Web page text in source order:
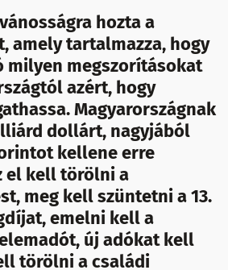
hozta a
amely tartalmazza, hogy
milyen megszorításokat
azért, hogy
Magyarországnak
dollárt, nagyjából
kellene erre
el kell törölni a
meg kell szüntetni a 13.
emelni kell a
új adókat kell
törölni a családi